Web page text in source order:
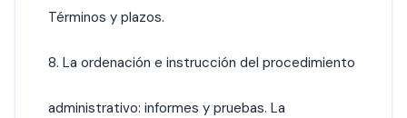
Términos y plazos.
8. La ordenación e instrucción del procedimiento
administrativo: informes y pruebas. La